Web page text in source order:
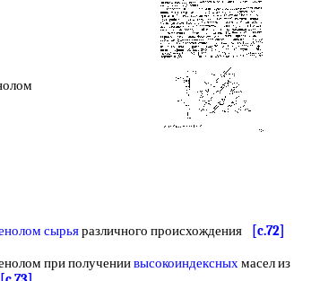
сырьяразличного происхождения
[c.72]
при получениивысокоиндексныхмасел из